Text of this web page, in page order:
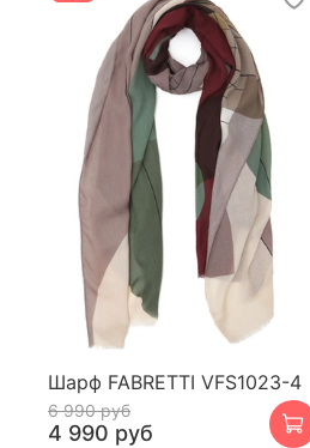
Шарф FABRETTI VFS1023-4
6 990 руб
4 990 руб